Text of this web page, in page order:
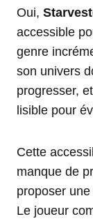
Oui,
accessible
genre
son univers
progresser,
lisible pour
Cette
manque de
proposer
Le joueur